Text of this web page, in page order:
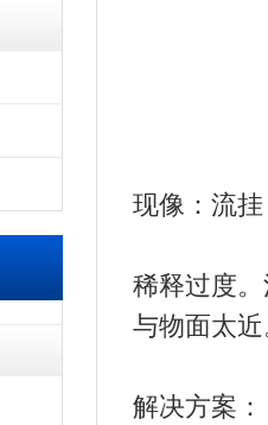
现像：流挂
稀释过度
与物面太
解决方案：